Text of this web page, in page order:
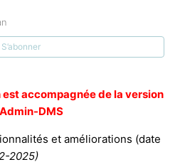
S’abonner
accompagnée de la version
DMS
et améliorations (date
2025)